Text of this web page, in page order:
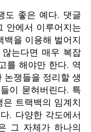
도 좋은 예다. 댓글
안에서 이루어지는
백을 이용해 벌어지
는다면 매우 복잡
를 해야만 한다. 역
논쟁들을 정리할 생
이 묻혀버린다. 특
트랙백의 임계치
. 다양한 각도에서
그 자체가 하나의